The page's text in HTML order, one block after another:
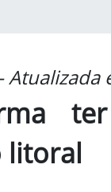
litoral